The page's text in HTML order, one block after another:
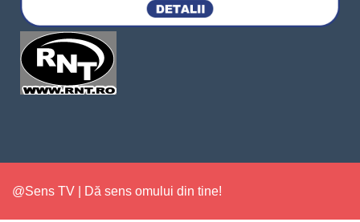
@Sens TV | Dă sens omului din tine!